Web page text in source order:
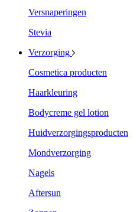
Versnaperingen
Stevia
Verzorging
Cosmetica producten
Haarkleuring
Bodycreme gel lotion
Huidverzorgingsproducten
Mondverzorging
Nagels
Aftersun